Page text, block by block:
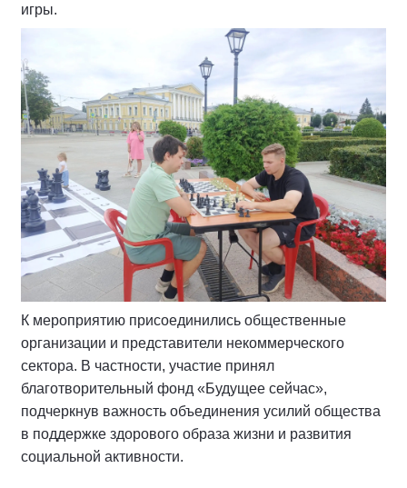
игры.
К мероприятию присоединились общественные
организации и представители некоммерческого
сектора. В частности, участие принял
благотворительный фонд «Будущее сейчас»,
подчеркнув важность объединения усилий общества
в поддержке здорового образа жизни и развития
социальной активности.